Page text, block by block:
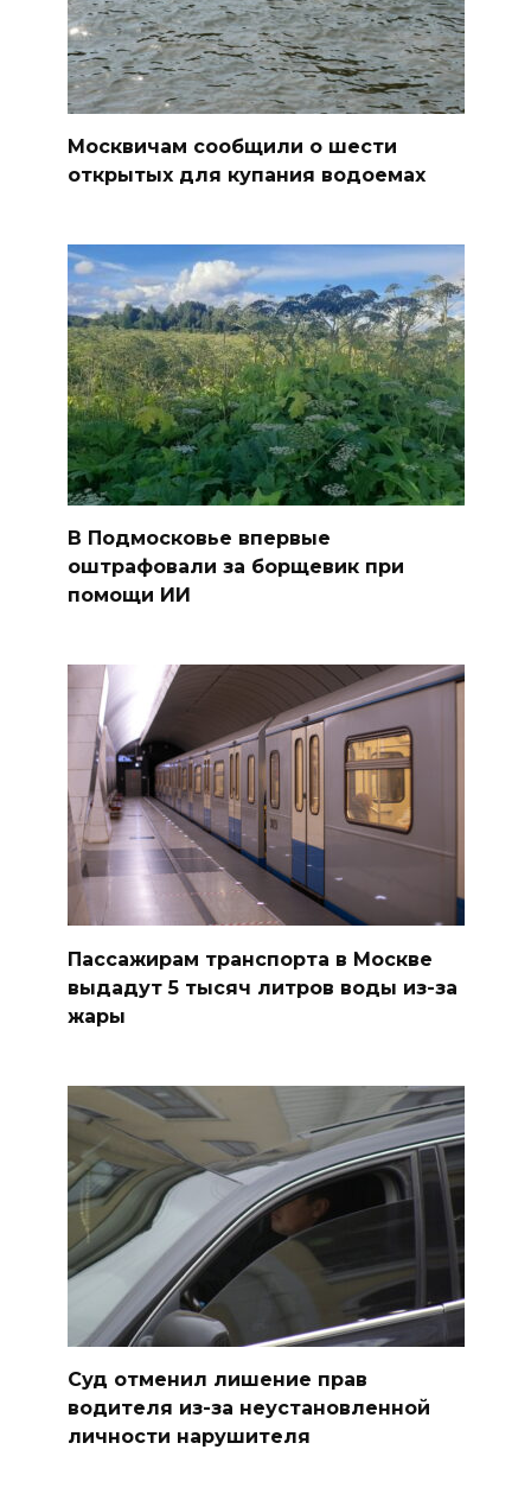
Москвичам сообщили о шести
открытых для купания водоемах
В Подмосковье впервые
оштрафовали за борщевик при
помощи ИИ
Пассажирам транспорта в Москве
выдадут 5 тысяч литров воды из-за
жары
Суд отменил лишение прав
водителя из-за неустановленной
личности нарушителя